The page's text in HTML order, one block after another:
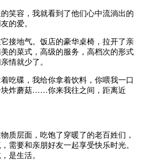
笑容，我就看到了他们心中流淌出的
的爱。
接地气。饭店的豪华桌椅，拉开了亲
的菜式，高级的服务，高档次的形式
情就少了。
吃碟，我给你拿着饮料，你喂我一口
块炸蘑菇……你来我往之间，距离近
质层面，吃饱了穿暖了的老百姓们，
需要和亲朋好友一起享受快乐时光。
是生活。